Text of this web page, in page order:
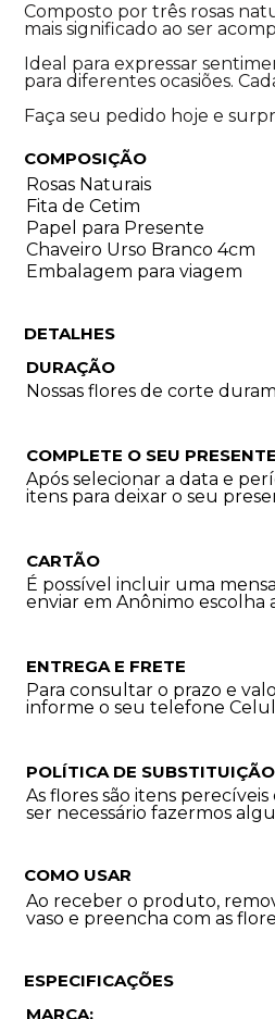
Composto por três rosas
mais significado ao ser
Ideal para expressar
para diferentes ocasiões.
Faça seu pedido hoje e
COMPOSIÇÃO
Rosas Naturais
Fita de Cetim
Papel para Presente
Chaveiro Urso Branco 4cm
Embalagem para viagem
DETALHES
DURAÇÃO
Nossas flores de corte
COMPLETE O SEU PRESENTE
Após selecionar a data e
itens para deixar o seu
CARTÃO
É possível incluir uma
enviar em Anônimo escolha
ENTREGA E FRETE
Para consultar o prazo e
informe o seu telefone
POLÍTICA DE SUBSTITUIÇÃO
As flores são itens
ser necessário fazermos
COMO USAR
Ao receber o produto,
vaso e preencha com as
ESPECIFICAÇÕES
MARCA: